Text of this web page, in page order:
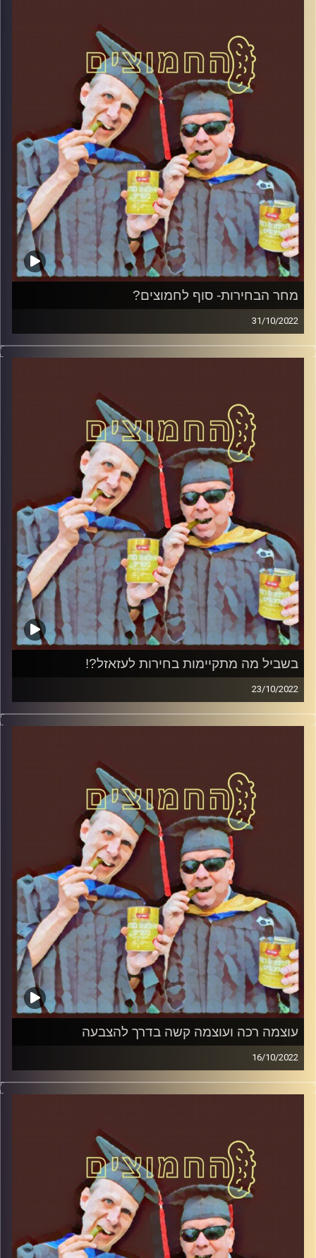
מחר הבחירות- סוף לחמוצים?
31/10/2022
המערכת הפוליטית על ספת הפסיכולוג, עם פרופסור בועז בן-
דוד ופרופסור גלעד הירשברגר.
בשביל מה מתקיימות בחירות לעזאזל?!
23/10/2022
המערכת הפוליטית על ספת הפסיכולוג, עם פרופסור בועז בן-
דוד ופרופסור גלעד הירשברגר.
עוצמה רכה ועוצמה קשה בדרך להצבעה
16/10/2022
המערכת הפוליטית על ספת הפסיכולוג, עם פרופסור בועז בן-
דוד ופרופסור גלעד הירשברגר.